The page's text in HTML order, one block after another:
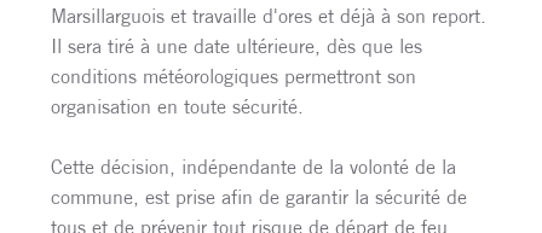
Marsillarguois et travaille d'ores et déjà à son report.
Il sera tiré à une date ultérieure, dès que les
conditions météorologiques permettront son
organisation en toute sécurité.
Cette décision, indépendante de la volonté de la
commune, est prise afin de garantir la sécurité de
tous et de prévenir tout risque de départ de feu.